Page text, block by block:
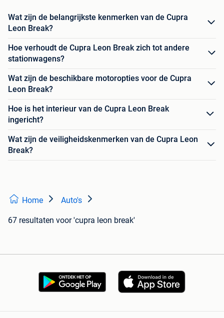
Wat zijn de belangrijkste kenmerken van de Cupra
Leon Break?
Hoe verhoudt de Cupra Leon Break zich tot andere
stationwagens?
Wat zijn de beschikbare motoropties voor de Cupra
Leon Break?
Hoe is het interieur van de Cupra Leon Break
ingericht?
Wat zijn de veiligheidskenmerken van de Cupra Leon
Break?
Home Auto's
67 resultaten voor 'cupra leon break'